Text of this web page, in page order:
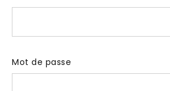
Mot de passe